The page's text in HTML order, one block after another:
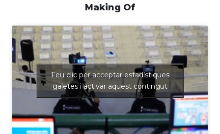
Making Of
Feu clic per acceptar estadístiques
galetes i activar aquest contingut